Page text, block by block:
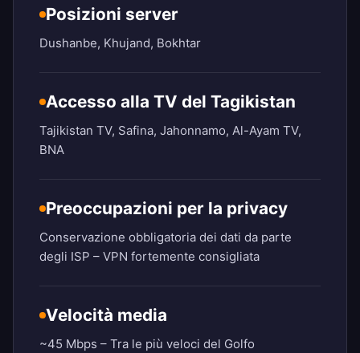
Posizioni server
Dushanbe, Khujand, Bokhtar
Accesso alla TV del Tagikistan
Tajikistan TV, Safina, Jahonnamo, Al-Ayam TV,
BNA
Preoccupazioni per la privacy
Conservazione obbligatoria dei dati da parte
degli ISP – VPN fortemente consigliata
Velocità media
~45 Mbps – Tra le più veloci del Golfo